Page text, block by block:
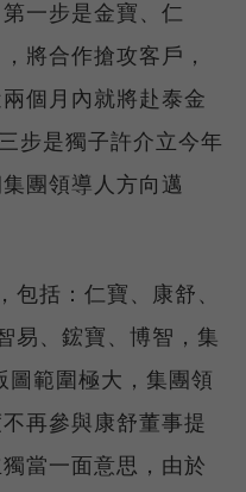
一步是金寶、仁
將合作搶攻客戶，
個月內就將赴泰金
步是獨子許介立今年
團領導人方向邁
括：仁寶、康舒、
易、鋐寶、博智，集
範圍極大，集團領
再參與康舒董事提
當一面意思，由於